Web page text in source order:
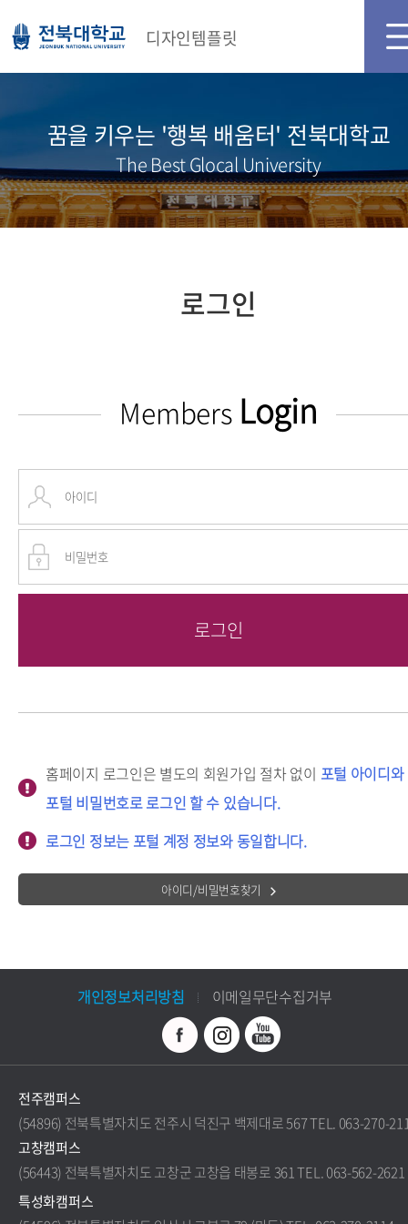
디자인템플릿
꿈을 키우는 '행복 배움터' 전북대학교
The Best Glocal University
로그인
Members Login
홈페이지 로그인은 별도의 회원가입 절차 없이 포털 아이디와
포털 비밀번호로 로그인 할 수 있습니다.
로그인 정보는 포털 계정 정보와 동일합니다.
아이디/비밀번호찾기
개인정보처리방침 이메일무단수집거부
전주캠퍼스
(54896) 전북특별자치도 전주시 덕진구 백제대로 567 TEL. 063-270-
고창캠퍼스
(56443) 전북특별자치도 고창군 고창읍 태봉로 361 TEL. 063-562-2621
특성화캠퍼스